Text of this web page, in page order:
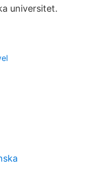
universitet.